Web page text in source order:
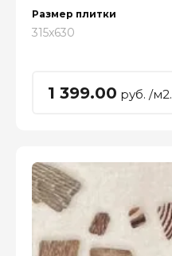
Размер плитки
315x630
1 399.00 руб. /м2.